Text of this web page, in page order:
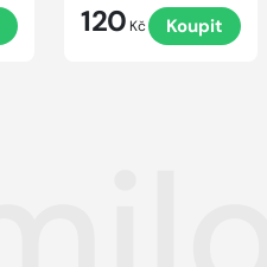
120 Kč Koupit